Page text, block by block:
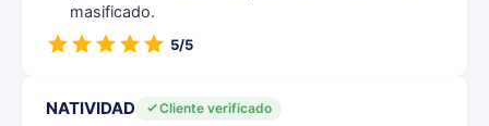
masificado.
5/5
NATIVIDAD
Cliente verificado